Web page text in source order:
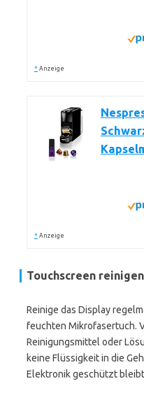
* Anzeige
* Anzeige
Touchscreen reinigen
Reinige das Display
feuchten Mikrofasertuch.
Reinigungsmittel oder
keine Flüssigkeit in die
Elektronik geschützt